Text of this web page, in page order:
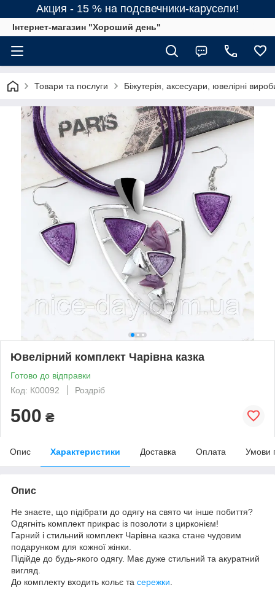
Акция - 15 % на подсвечники-карусели!
Інтернет-магазин "Хороший день"
Товари та послуги Біжутерія, аксесуари, ювелірні
Ювелірний комплект Чарівна казка
Готово до відправки
Код: К00092
Роздріб
500 ₴
Опис Характеристики Доставка Оплата Умови
Опис
Не знаєте, що підібрати до одягу на свято чи інше побиття?
Одягніть комплект прикрас із позолоти з цирконієм!
Гарний і стильний комплект Чарівна казка стане чудовим
подарунком для кожної жінки.
Підійде до будь-якого одягу. Має дуже стильний та акуратний
вигляд.
До комплекту входить кольє та сережки